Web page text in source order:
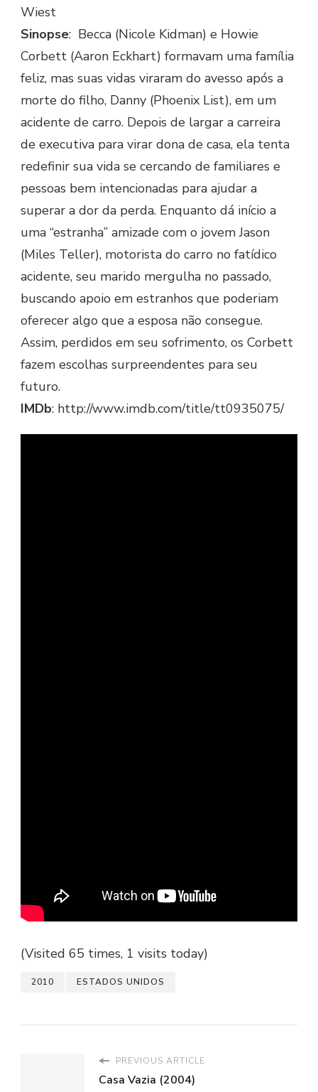
Wiest
Sinopse: Becca (Nicole Kidman) e Howie
Corbett (Aaron Eckhart) formavam uma família
feliz, mas suas vidas viraram do avesso após a
morte do filho, Danny (Phoenix List), em um
acidente de carro. Depois de largar a carreira
de executiva para virar dona de casa, ela tenta
redefinir sua vida se cercando de familiares e
pessoas bem intencionadas para ajudar a
superar a dor da perda. Enquanto dá início a
uma “estranha” amizade com o jovem Jason
(Miles Teller), motorista do carro no fatídico
acidente, seu marido mergulha no passado,
buscando apoio em estranhos que poderiam
oferecer algo que a esposa não consegue.
Assim, perdidos em seu sofrimento, os Corbett
fazem escolhas surpreendentes para seu
futuro.
IMDb: http://www.imdb.com/title/tt0935075/
(Visited 65 times, 1 visits today)
2010 ESTADOS UNIDOS
PREVIOUS ARTICLE
Casa Vazia (2004)